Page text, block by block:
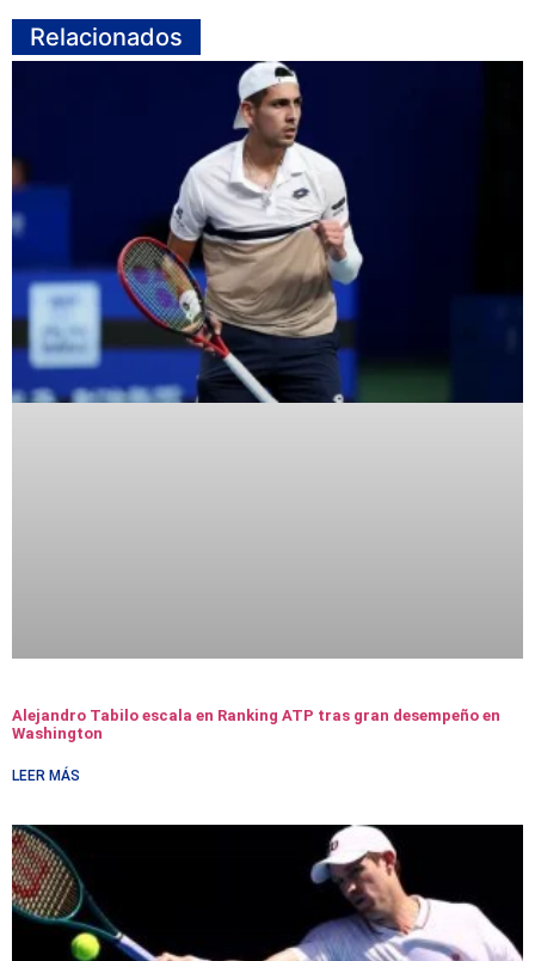
Relacionados
Alejandro Tabilo escala en Ranking ATP tras gran desempeño en
Washington
LEER MÁS